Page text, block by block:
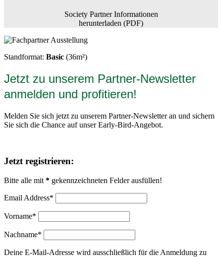
Society Partner Informationen
herunterladen (PDF)
Standformat: Basic (36m²)
Jetzt zu unserem Partner-Newsletter
anmelden und profitieren!
Melden Sie sich jetzt zu unserem Partner-Newsletter an und sichern
Sie sich die Chance auf unser Early-Bird-Angebot.
Jetzt registrieren:
Bitte alle mit * gekennzeichneten Felder ausfüllen!
Email Address*
Vorname*
Nachname*
Deine E-Mail-Adresse wird ausschließlich für die Anmeldung zu